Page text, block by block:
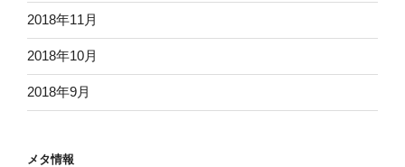
2018年11月
2018年10月
2018年9月
メタ情報